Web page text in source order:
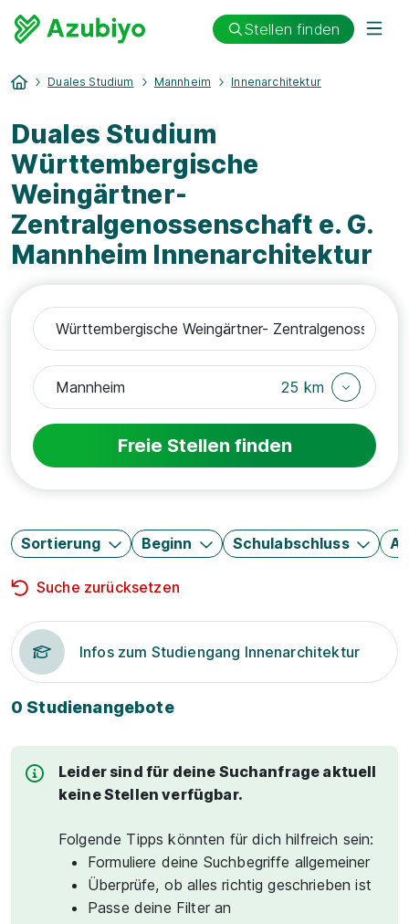
Stellen finden
Duales Studium Mannheim Innenarchitektur
Duales Studium
Württembergische
Weingärtner-
Zentralgenossenschaft e. G.
Mannheim Innenarchitektur
25 km
Freie Stellen finden
Sortierung Beginn Schulabschluss
Suche zurücksetzen
Infos zum Studiengang Innenarchitektur
0 Studienangebote
Leider sind für deine Suchanfrage aktuell
keine Stellen verfügbar.
Folgende Tipps könnten für dich hilfreich sein:
Formuliere deine Suchbegriffe allgemeiner
Überprüfe, ob alles richtig geschrieben ist
Passe deine Filter an